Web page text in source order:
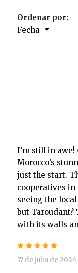
Ordenar por:
Fecha
I’m still in
Morocco’s
just the start.
cooperatives in
seeing the
but Taroudant?
with its walls
17 de julio de 2024